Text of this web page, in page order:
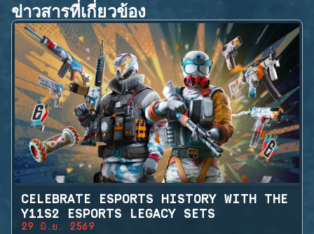
ข่าวสารที่เกี่ยวข้อง
CELEBRATE ESPORTS HISTORY WITH THE
Y11S2 ESPORTS LEGACY SETS
29 มิ.ย. 2569